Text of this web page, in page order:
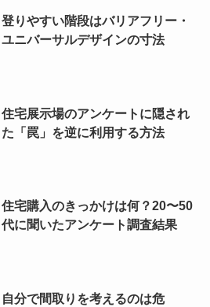
登りやすい階段はバリアフリー・
ユニバーサルデザインの寸法
住宅展示場のアンケートに隠され
た「罠」を逆に利用する方法
住宅購入のきっかけは何？20〜50
代に聞いたアンケート調査結果
自分で間取りを考えるのは危